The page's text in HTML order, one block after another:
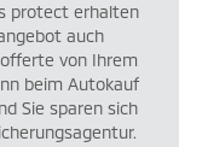
protect erhalten
auch
von Ihrem
beim Autokauf
Sie sparen sich